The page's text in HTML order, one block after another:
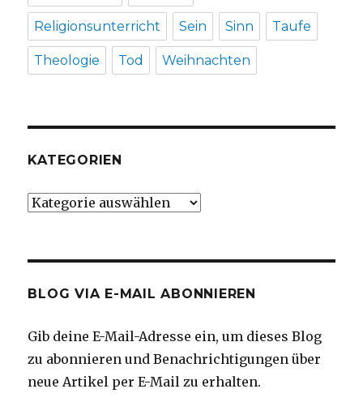
Religionsunterricht Sein Sinn Taufe
Theologie Tod Weihnachten
KATEGORIEN
Kategorien
BLOG VIA E-MAIL ABONNIEREN
Gib deine E-Mail-Adresse ein, um dieses Blog
zu abonnieren und Benachrichtigungen über
neue Artikel per E-Mail zu erhalten.